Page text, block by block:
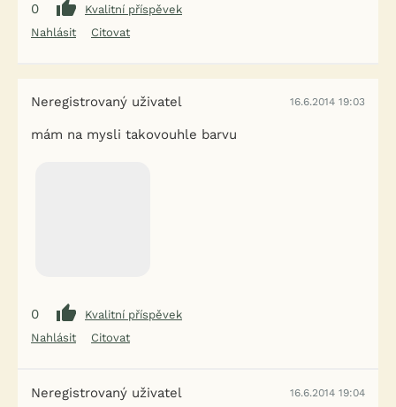
0
Kvalitní příspěvek
Nahlásit
Citovat
Neregistrovaný uživatel 16.6.2014 19:03
mám na mysli takovouhle barvu
0
Kvalitní příspěvek
Nahlásit
Citovat
Neregistrovaný uživatel 16.6.2014 19:04